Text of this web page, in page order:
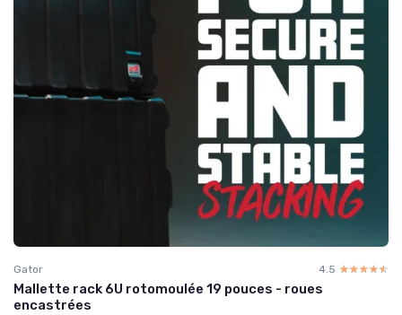
Gator 4.5 ☆☆☆☆☆
★★★★★
Mallette rack 6U rotomoulée 19 pouces - roues
encastrées